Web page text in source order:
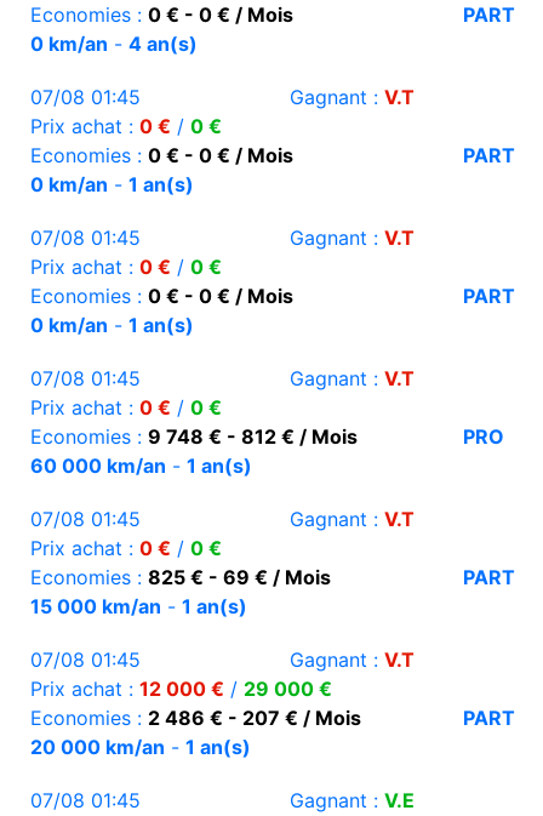
Economies : 0 € - 0 € / Mois
PART
0 km/an - 4 an(s)
07/08 01:45 Gagnant : V.T
Prix achat : 0 € / 0 €
Economies : 0 € - 0 € / Mois
PART
0 km/an - 1 an(s)
07/08 01:45 Gagnant : V.T
Prix achat : 0 € / 0 €
Economies : 0 € - 0 € / Mois
PART
0 km/an - 1 an(s)
07/08 01:45 Gagnant : V.T
Prix achat : 0 € / 0 €
Economies : 9 748 € - 812 € / Mois
PRO
60 000 km/an - 1 an(s)
07/08 01:45 Gagnant : V.T
Prix achat : 0 € / 0 €
Economies : 825 € - 69 € / Mois
PART
15 000 km/an - 1 an(s)
07/08 01:45 Gagnant : V.T
Prix achat : 12 000 € / 29 000 €
Economies : 2 486 € - 207 € / Mois
PART
20 000 km/an - 1 an(s)
07/08 01:45 Gagnant : V.E